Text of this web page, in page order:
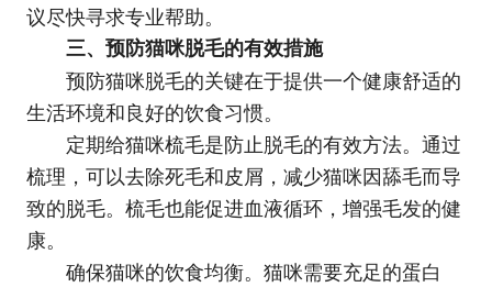
议尽快寻求专业帮助。
三、预防猫咪脱毛的有效措施
预防猫咪脱毛的关键在于提供一个健康舒适的
生活环境和良好的饮食习惯。
定期给猫咪梳毛是防止脱毛的有效方法。通过
梳理，可以去除死毛和皮屑，减少猫咪因舔毛而导
致的脱毛。梳毛也能促进血液循环，增强毛发的健
康。
确保猫咪的饮食均衡。猫咪需要充足的蛋白